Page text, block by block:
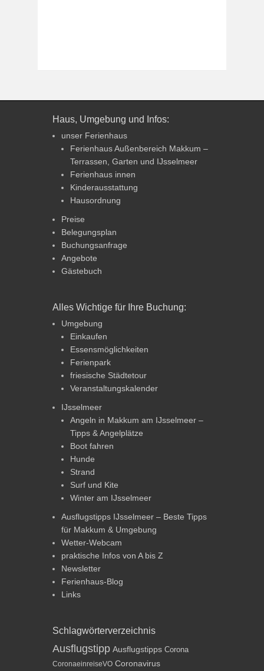
Haus, Umgebung und Infos:
unser Ferienhaus
Ferienhaus Außenbereich Makkum –
Terrassen, Garten und IJsselmeer
Ferienhaus innen
Kinderausstattung
Hausordnung
Preise
Belegungsplan
Buchungsanfrage
Angebote
Gästebuch
Alles Wichtige für Ihre Buchung:
Umgebung
Einkaufen
Essensmöglichkeiten
Ferienpark
friesische Städtetour
Veranstaltungskalender
IJsselmeer
Angeln in Makkum am IJsselmeer –
Tipps & Angelplätze
Boot fahren
Hunde
Strand
Surf und Kite
Winter am IJsselmeer
Ausflugstipps IJsselmeer – Beste Tipps
für Makkum & Umgebung
Wetter-Webcam
praktische Infos von A bis Z
Newsletter
Ferienhaus-Blog
Links
Schlagwörterverzeichnis
Ausflugstipp Ausflugstipps Corona
CoronaeinreiseVO Coronavirus